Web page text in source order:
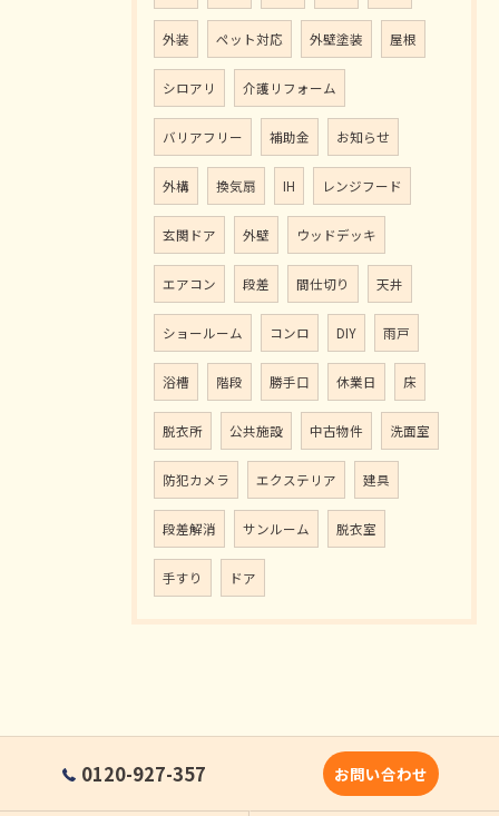
外装 ペット対応 外壁塗装 屋根
シロアリ 介護リフォーム
バリアフリー 補助金 お知らせ
外構 換気扇 IH レンジフード
玄関ドア 外壁 ウッドデッキ
エアコン 段差 間仕切り 天井
ショールーム コンロ DIY 雨戸
浴槽 階段 勝手口 休業日 床
脱衣所 公共施設 中古物件 洗面室
防犯カメラ エクステリア 建具
段差解消 サンルーム 脱衣室
手すり ドア
0120-927-357 お問い合わせ